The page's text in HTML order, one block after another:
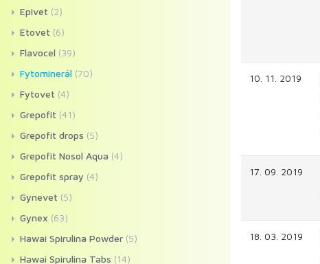
10. 11. 2019
17. 09. 2019
18. 03. 2019
Epivet (2)
Etovet (6)
Flavocel (39)
Fytominerál (70)
Fytovet (4)
Grepofit (41)
Grepofit drops (5)
Grepofit Nosol Aqua (4)
Grepofit spray (4)
Gynevet (5)
Gynex (63)
Hawai Spirulina Powder (5)
Hawai Spirulina Tabs (14)